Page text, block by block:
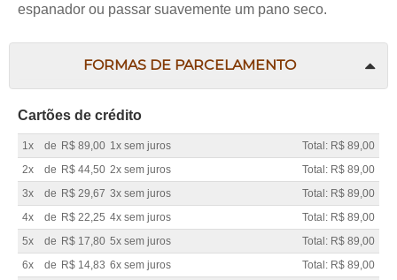
espanador ou passar suavemente um pano seco.
FORMAS DE PARCELAMENTO
Cartões de crédito
1x de R$ 89,00 1x sem juros
Total: R$ 89,00
2x
de R$ 44,50 2x sem juros
Total: R$ 89,00
3x
de R$ 29,67 3x sem juros
Total: R$ 89,00
4x
de R$ 22,25 4x sem juros
Total: R$ 89,00
5x
de R$ 17,80 5x sem juros
Total: R$ 89,00
6x
de R$ 14,83 6x sem juros
Total: R$ 89,00